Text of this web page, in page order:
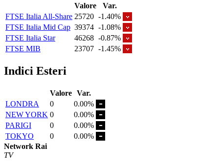
Valore
Var.
FTSE Italia All-Share 25720 -1.40%
FTSE Italia Mid Cap 39374 -1.08%
FTSE Italia Star
46268 -0.87%
FTSE MIB
23707 -1.45%
Indici Esteri
Valore Var.
LONDRA
0
0.00%
NEW YORK 0
0.00%
PARIGI
0
0.00%
TOKYO
0
0.00%
Network Rai
TV